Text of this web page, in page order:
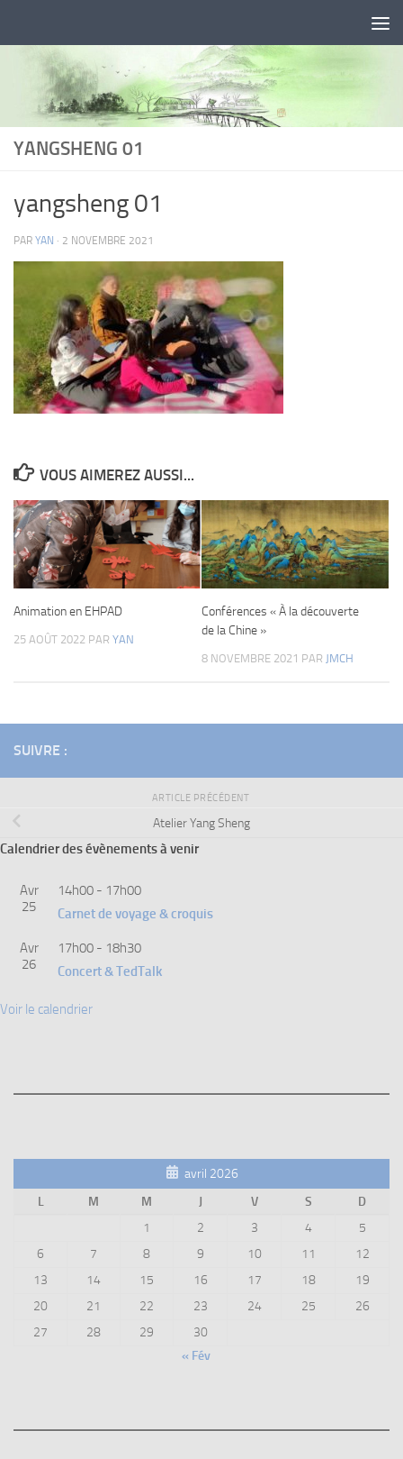
YANGSHENG 01
yangsheng 01
PAR YAN · 2 NOVEMBRE 2021
VOUS AIMEREZ AUSSI...
Animation en EHPAD
25 AOÛT 2022 PAR YAN
Conférences « À la découverte
de la Chine »
8 NOVEMBRE 2021 PAR JMCH
SUIVRE :
ARTICLE PRÉCÉDENT
Atelier Yang Sheng
Calendrier des évènements à venir
Avr
25
14h00 - 17h00
Carnet de voyage & croquis
Avr
26
17h00 - 18h30
Concert & TedTalk
Voir le calendrier
avril 2026
L
M M J V S
D
1
2 3 4
5
6
7 8 9 10 11
12
13
14 15 16 17 18
19
20
21 22 23 24 25
26
27
28 29
30
« Fév